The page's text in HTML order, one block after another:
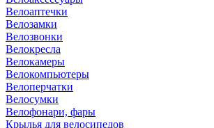
Велоаптечки
Велозамки
Велозвонки
Велокресла
Велокамеры
Велокомпьютеры
Велоперчатки
Велосумки
Велофонари, фары
Крылья для велосипедов